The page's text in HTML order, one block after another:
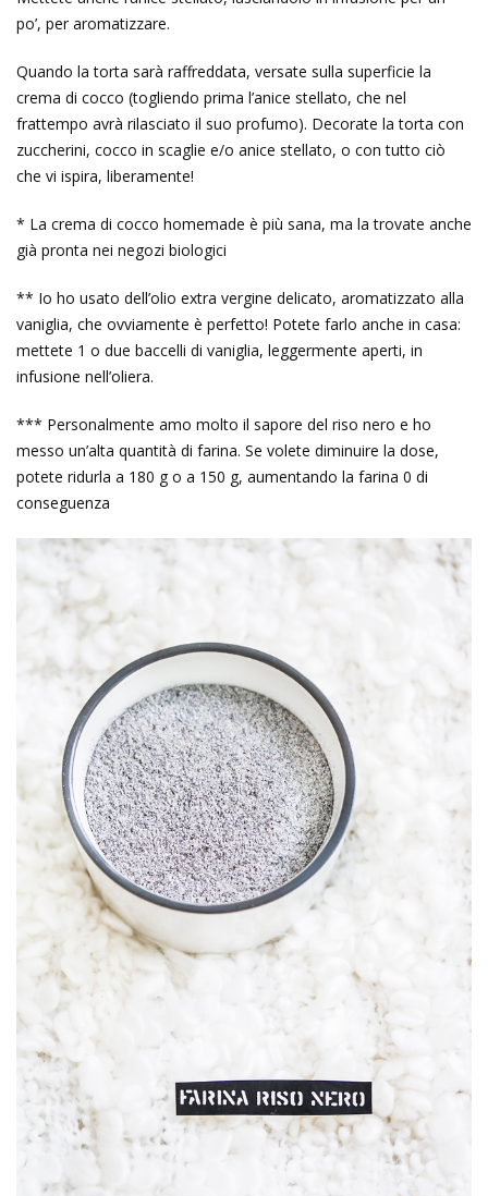
po’, per aromatizzare.
Quando la torta sarà raffreddata, versate sulla superficie la
crema di cocco (togliendo prima l’anice stellato, che nel
frattempo avrà rilasciato il suo profumo). Decorate la torta con
zuccherini, cocco in scaglie e/o anice stellato, o con tutto ciò
che vi ispira, liberamente!
* La crema di cocco homemade è più sana, ma la trovate anche
già pronta nei negozi biologici
** Io ho usato dell’olio extra vergine delicato, aromatizzato alla
vaniglia, che ovviamente è perfetto! Potete farlo anche in casa:
mettete 1 o due baccelli di vaniglia, leggermente aperti, in
infusione nell’oliera.
*** Personalmente amo molto il sapore del riso nero e ho
messo un’alta quantità di farina. Se volete diminuire la dose,
potete ridurla a 180 g o a 150 g, aumentando la farina 0 di
conseguenza